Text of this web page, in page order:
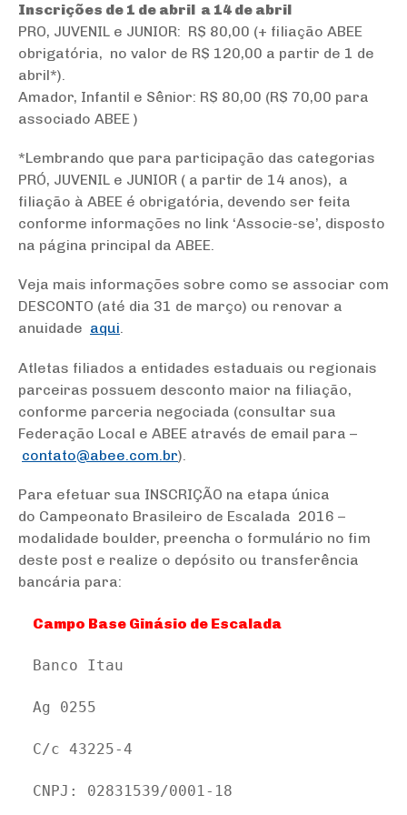
Inscrições de 1 de abril a 14 de abril
PRO, JUVENIL e JUNIOR: R$ 80,00 (+ filiação ABEE
obrigatória, no valor de R$ 120,00 a partir de 1 de
abril*).
Amador, Infantil e Sênior: R$ 80,00 (R$ 70,00 para
associado ABEE )
*Lembrando que para participação das categorias
PRÓ, JUVENIL e JUNIOR ( a partir de 14 anos), a
filiação à ABEE é obrigatória, devendo ser feita
conforme informações no link ‘Associe-se’, disposto
na página principal da ABEE.
Veja mais informações sobre como se associar com
DESCONTO (até dia 31 de março) ou renovar a
anuidade aqui.
Atletas filiados a entidades estaduais ou regionais
parceiras possuem desconto maior na filiação,
conforme parceria negociada (consultar sua
Federação Local e ABEE através de email para –
contato@abee.com.br).
Para efetuar sua INSCRIÇÃO na etapa única
do Campeonato Brasileiro de Escalada 2016 –
modalidade boulder, preencha o formulário no fim
deste post e realize o depósito ou transferência
bancária para:
Campo Base Ginásio de Escalada
Banco Itau
Ag 0255
C/c 43225-4
CNPJ: 02831539/0001-18